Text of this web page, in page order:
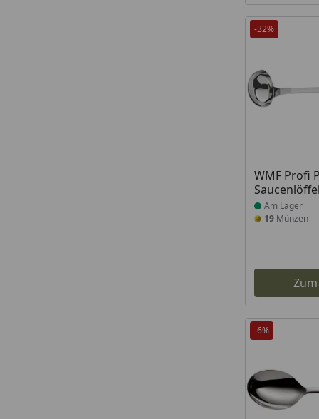
-32%
WMF Profi
Produkt am
Am Lager
19 Münzen
-6%